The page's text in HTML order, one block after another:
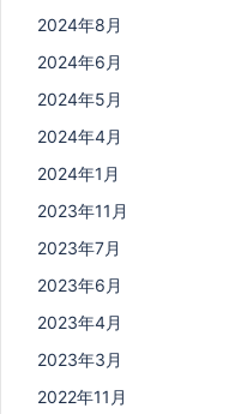
2024年8月
2024年6月
2024年5月
2024年4月
2024年1月
2023年11月
2023年7月
2023年6月
2023年4月
2023年3月
2022年11月